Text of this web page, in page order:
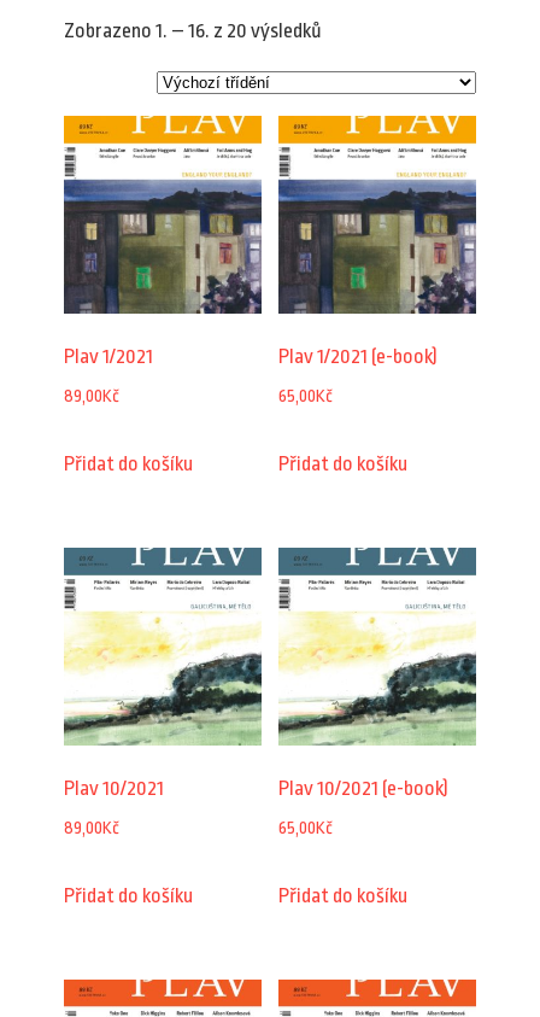
Zobrazeno 1. – 16. z 20 výsledků
Plav 1/2021
89,00Kč
Přidat do košíku
Plav 1/2021 (e-book)
65,00Kč
Přidat do košíku
Plav 10/2021
89,00Kč
Přidat do košíku
Plav 10/2021 (e-book)
65,00Kč
Přidat do košíku